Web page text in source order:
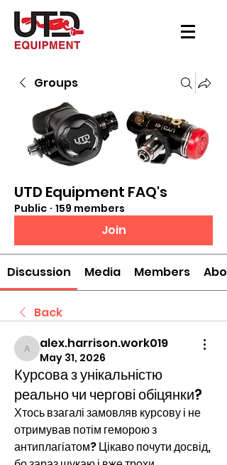
Groups
UTD Equipment FAQ's
Public · 159 members
Join
Discussion Media Members
Back
alex.harrison.work019
alex.harrison.work019
May 31, 2026
Курсова з унікальністю
реально чи чергові обіцянки?
Хтось взагалі замовляв курсову і не
отримував потім геморою з
антиплагіатом? Цікаво почути досвід,